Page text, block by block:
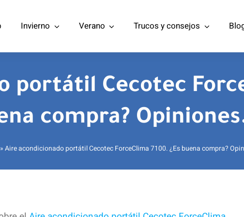
Invierno Verano Trucos y consejos
portátil Cecotec
compra?
»Aire acondicionado portátil Cecotec ForceClima 7100. ¿Es buena compra?